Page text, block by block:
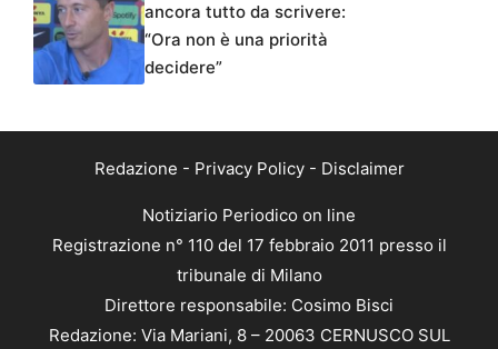
ancora tutto da scrivere:
“Ora non è una priorità
decidere”
Redazione - Privacy Policy- Disclaimer
Notiziario Periodico on line
Registrazione n° 110 del 17 febbraio 2011 presso il
tribunale di Milano
Direttore responsabile: Cosimo Bisci
Redazione: Via Mariani, 8 – 20063 CERNUSCO SUL